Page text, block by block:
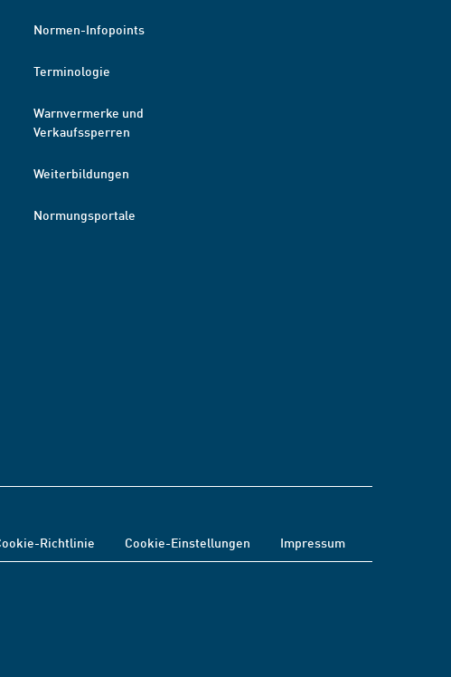
Normen-Infopoints
Terminologie
Warnvermerke und
Verkaufssperren
Weiterbildungen
Normungsportale
Richtlinie Cookie-Einstellungen Impressum